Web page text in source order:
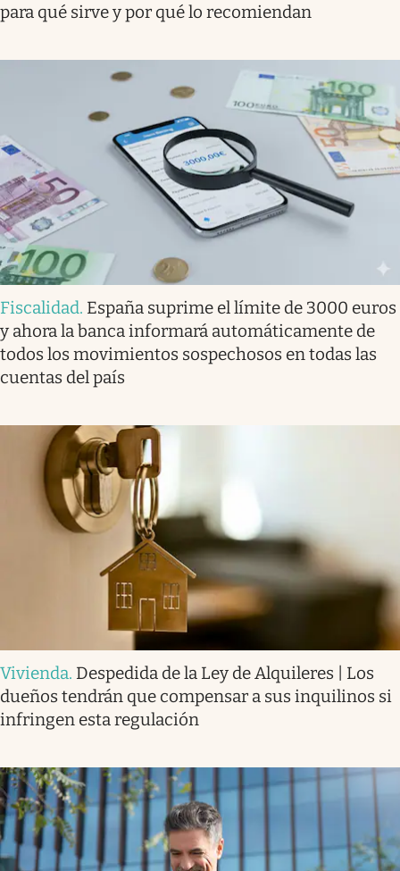
para qué sirve y por qué lo recomiendan
Fiscalidad. España suprime el límite de 3000 euros
y ahora la banca informará automáticamente de
todos los movimientos sospechosos en todas las
cuentas del país
Vivienda. Despedida de la Ley de Alquileres | Los
dueños tendrán que compensar a sus inquilinos si
infringen esta regulación